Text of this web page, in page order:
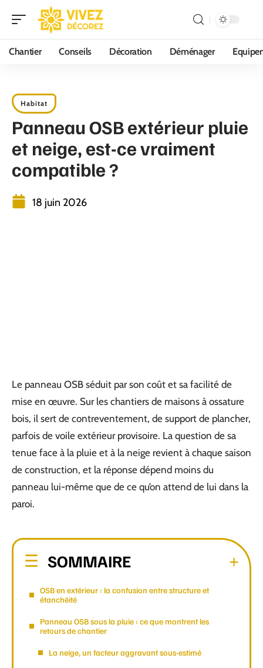
Chantier Conseils Décoration Déménager
Habitat
Panneau OSB extérieur pluie
et neige, est-ce vraiment
compatible ?
18 juin 2026
Le panneau OSB séduit par son coût et sa facilité de
mise en œuvre. Sur les chantiers de maisons à ossature
bois, il sert de contreventement, de support de plancher,
parfois de voile extérieur provisoire. La question de sa
tenue face à la pluie et à la neige revient à chaque saison
de construction, et la réponse dépend moins du
panneau lui-même que de ce qu’on attend de lui dans la
paroi.
SOMMAIRE
OSB en extérieur : la confusion entre structure et
étanchéité
Panneau OSB sous la pluie : ce que montrent les
retours de chantier
La neige, un facteur aggravant sous-estimé